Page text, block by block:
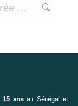
15 ansau Sénégal et